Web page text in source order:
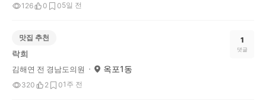
126 0 05일 전
맛집 추천
락희
김해연 전 경남도의원 옥포1동
320 2 01주 전
1
댓글